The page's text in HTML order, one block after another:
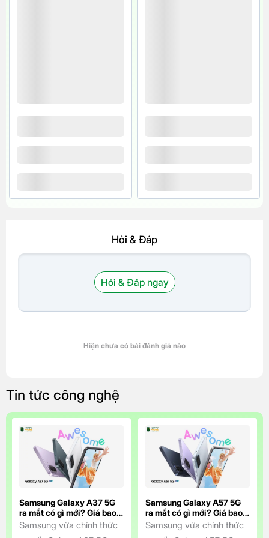
Hỏi & Đáp
Hỏi & Đáp ngay
Hiện chưa có bài đánh giá nào
Tin tức công nghệ
Samsung Galaxy A37 5G
ra mắt có gì mới? Giá bao
nhiêu?
Samsung vừa chính thức
Samsung Galaxy A57 5G
ra mắt có gì mới? Giá bao
nhiêu?
Samsung vừa chính thức